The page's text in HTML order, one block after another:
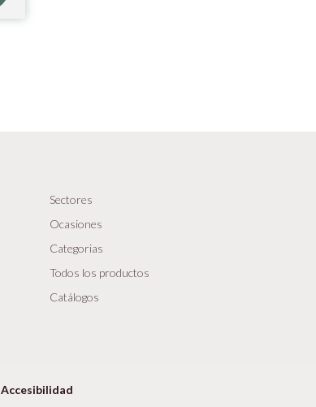
Sectores
Ocasiones
Categorias
Todos los productos
Catálogos
Accesibilidad